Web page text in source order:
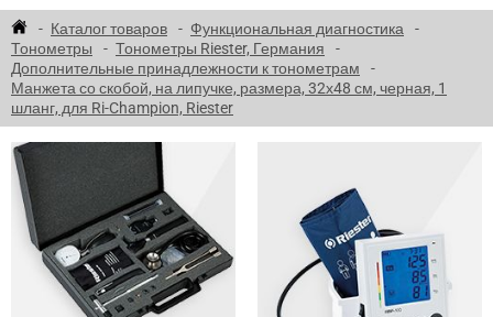
Каталог товаров
Функциональная диагностика
Тонометры
Тонометры Riester, Германия
Дополнительные принадлежности к тонометрам
Манжета со скобой, на липучке, размера, 32х48 см, черная, 1
шланг, для Ri-Champion, Riester